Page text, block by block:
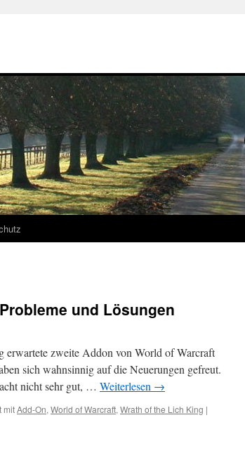
und Lösungen
erwartete zweite Addon von World of Warcraft
sich wahnsinnig auf die Neuerungen gefreut.
nicht sehr gut, … Weiterlesen →
mitAdd-On, World of Warcraft, Wrath of the Lich King |